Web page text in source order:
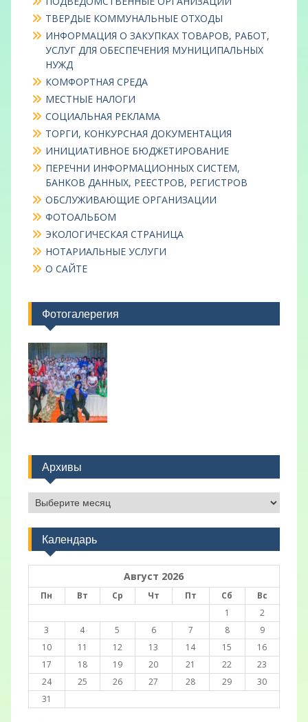
ТВЕРДЫЕ КОММУНАЛЬНЫЕ ОТХОДЫ
ИНФОРМАЦИЯ О ЗАКУПКАХ ТОВАРОВ, РАБОТ,
УСЛУГ ДЛЯ ОБЕСПЕЧЕНИЯ МУНИЦИПАЛЬНЫХ
НУЖД
КОМФОРТНАЯ СРЕДА
МЕСТНЫЕ НАЛОГИ
СОЦИАЛЬНАЯ РЕКЛАМА
ТОРГИ, КОНКУРСНАЯ ДОКУМЕНТАЦИЯ
ИНИЦИАТИВНОЕ БЮДЖЕТИРОВАНИЕ
ПЕРЕЧНИ ИНФОРМАЦИОННЫХ СИСТЕМ,
БАНКОВ ДАННЫХ, РЕЕСТРОВ, РЕГИСТРОВ
ОБСЛУЖИВАЮЩИЕ ОРГАНИЗАЦИИ
ФОТОАЛЬБОМ
ЭКОЛОГИЧЕСКАЯ СТРАНИЦА
НОТАРИАЛЬНЫЕ УСЛУГИ
О САЙТЕ
Фотогалерегия
Архивы
Архивы
Календарь
Август 2026
Пн Вт Ср Чт Пт Сб
Вс
1
2
3
4 5 6 7 8
9
10
11 12 13 14 15
16
17
18 19 20 21 22
23
24
25 26 27 28 29
30
31